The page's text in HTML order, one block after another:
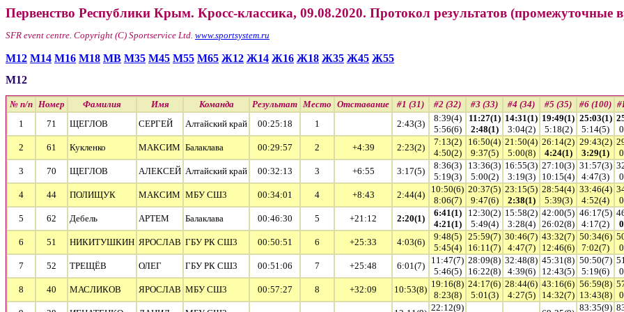
Первенство Республики Крым. Кросс-классика, 09.08.2020. Протокол результатов (промежуточные
SFR event centre. Copyright (C) Sportservice Ltd. www.sportsystem.ru
М12 М14 М16 М18 МВ М35 М45 М55 М65 Ж12 Ж14 Ж16 Ж18 Ж35 Ж45 Ж55
М12
№ п/п Номер Фамилия Имя Команда Результат Место Отставание #1 (31) #2 (32) #3 (33) #4 (34) #5 (35) #6 (100)
1
71 ЩЕГЛОВ СЕРГЕЙ Алтайский край 00:25:18 1 2:43(3)
8:39(4)
5:56(6)
11:27(1)
2:48(1)
14:31(1)
3:04(2)
19:49(1)
5:18(2)
25:03(1)
5:14(5)
2
61 Кукленко МАКСИМ Балаклава 00:29:57 2 +4:39 2:23(2)
7:13(2)
4:50(2)
16:50(4)
9:37(5)
21:50(4)
5:00(8)
26:14(2)
4:24(1)
29:43(2)
3:29(1)
3
70 ЩЕГЛОВ АЛЕКСЕЙ Алтайский край 00:32:13 3 +6:55 3:17(5)
8:36(3)
5:19(3)
13:36(3)
5:00(2)
16:55(3)
3:19(3)
27:10(3)
10:15(4)
31:57(3)
4:47(3)
4
44 ПОЛИЩУК МАКСИМ МБУ СШ3 00:34:01 4 +8:43 2:44(4)
10:50(6)
8:06(7)
20:37(5)
9:47(6)
23:15(5)
2:38(1)
28:54(4)
5:39(3)
33:46(4)
4:52(4)
5
62 Дебель АРТЕМ Балаклава 00:46:30 5 +21:12 2:20(1)
6:41(1)
4:21(1)
12:30(2)
5:49(4)
15:58(2)
3:28(4)
42:00(5)
26:02(8)
46:17(5)
4:17(2)
6
51 НИКИТУШКИН ЯРОСЛАВ ГБУ РК СШ3 00:50:51 6 +25:33 4:03(6)
9:48(5)
5:45(4)
25:59(7)
16:11(7)
30:46(7)
4:47(7)
43:32(7)
12:46(6)
50:34(6)
7:02(7)
7
52 ТРЕЩЁВ ОЛЕГ ГБУ РК СШ3 00:51:06 7 +25:48 6:01(7)
11:47(7)
5:46(5)
28:09(8)
16:22(8)
32:48(8)
4:39(6)
45:31(8)
12:43(5)
50:50(7)
5:19(6)
8
40 МАСЛИКОВ ЯРОСЛАВ МБУ СШ3 00:57:27 8 +32:09 10:53(8)
19:16(8)
8:23(8)
24:17(6)
5:01(3)
28:44(6)
4:27(5)
43:16(6)
14:32(7)
56:59(8)
13:43(8)
22:12(9) 83:35(9)